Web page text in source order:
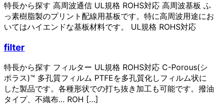
特長から探す 高周波通信 UL規格 ROHS対応 高周波基板 ふ
っ素樹脂製のプリント配線用基板です。特に高周波用途にお
いてはハイエンドな基板材料です。 UL規格 ROHS対応
filter
特長から探す フィルター UL規格 ROHS対応 C-Porous(シ
ポラス)™ 多孔質フィルム PTFEを多孔質化しフィルム状に
した製品です。各種形状での打ち抜き加工も可能です。撥油
タイプ、不織布… ROH […]